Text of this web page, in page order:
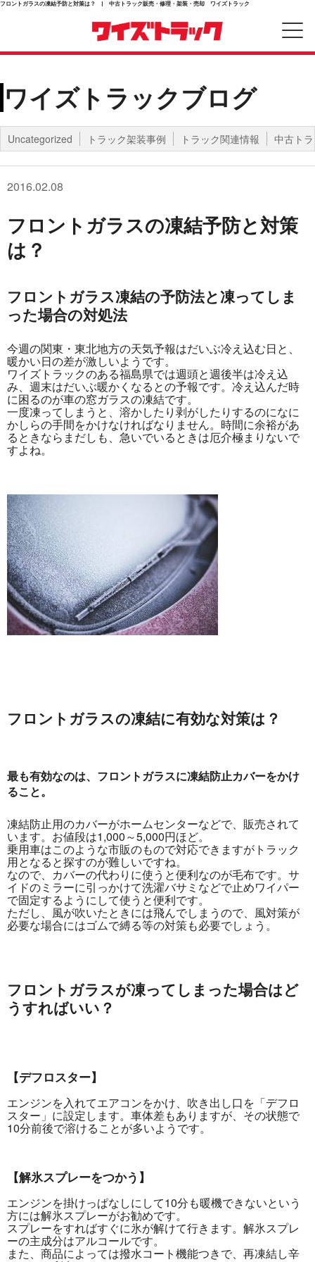
フロントガラスの凍結予防と対策は？ | 中古トラック販売・修理・架装・売却 ワイズトラック
ワイズトラックブログ
Uncategorized トラック架装事例 トラック関連情報 中古ト
2016.02.08
フロントガラスの凍結予防と対策
は？
フロントガラス凍結の予防法と凍ってしま
った場合の対処法
今週の関東・東北地方の天気予報はだいぶ冷え込む日と、
暖かい日の差が激しいようです。
ワイズトラックのある福島県では週頭と週後半は冷え込
み、週末はだいぶ暖かくなるとの予報です。冷え込んだ時
に困るのが車の窓ガラスの凍結です。
一度凍ってしまうと、溶かしたり剥がしたりするのになに
かしらの手間をかけなければなりません。時間に余裕があ
るときならまだしも、急いでいるときは厄介極まりないで
すよね。
フロントガラスの凍結に有効な対策は？
最も有効なのは、フロントガラスに凍結防止カバーをかけ
ること。
凍結防止用のカバーがホームセンターなどで、販売されて
います。お値段は1,000～5,000円ほど。
乗用車はこのような市販のもので対応できますがトラック
用となると探すのが難しいですね。
なので、カバーの代わりに使うと便利なのが毛布です。サ
イドのミラーに引っかけて洗濯バサミなどで止めワイパー
で固定するようにして使うと便利です。
ただし、風が吹いたときには飛んでしまうので、風対策が
必要な場合にはゴムで縛る等の対策も必要でしょう。
フロントガラスが凍ってしまった場合はど
うすればいい？
【デフロスター】
エンジンを入れてエアコンをかけ、吹き出し口を「デフロ
スター」に設定します。車体差もありますが、その状態で
10分前後で溶けることが多いようです。
【解氷スプレーをつかう】
エンジンを掛けっぱなしにして10分も暖機できないという
方には解氷スプレーがお勧めです。
スプレーをすればすぐに氷が解けて行きます。解氷スプレ
ーの主成分はアルコールです。
また、商品によっては撥水コート機能つきで、再凍結し辛